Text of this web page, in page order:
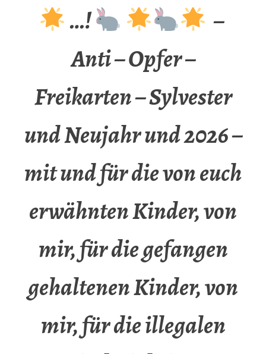
…!
–
Anti – Opfer –
Freikarten – Sylvester
und Neujahr und 2026 –
mit und für die von euch
erwähnten Kinder, von
mir, für die gefangen
gehaltenen Kinder, von
mir, für die illegalen